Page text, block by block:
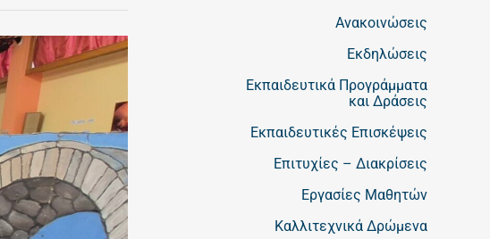
Ανακοινώσεις
Εκδηλώσεις
Εκπαιδευτικά Προγράμματα
και Δράσεις
Εκπαιδευτικές Επισκέψεις
Επιτυχίες – Διακρίσεις
Εργασίες Μαθητών
Καλλιτεχνικά Δρώμενα